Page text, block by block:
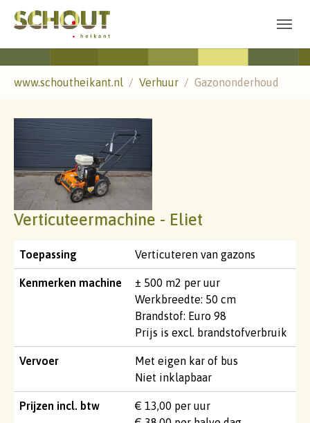
Skip to main navigation
Spring naar hoofd-inhoud
Skip to page footer
www.schoutheikant.nl Verhuur Gazononderhoud
Verticuteermachine - Eliet
Toepassing Verticuteren van gazons
Kenmerken machine
± 500 m2 per uur
Werkbreedte: 50 cm
Brandstof: Euro 98
Prijs is excl. brandstofverbruik
Vervoer
Met eigen kar of bus
Niet inklapbaar
Prijzen incl. btw
€ 13,00 per uur